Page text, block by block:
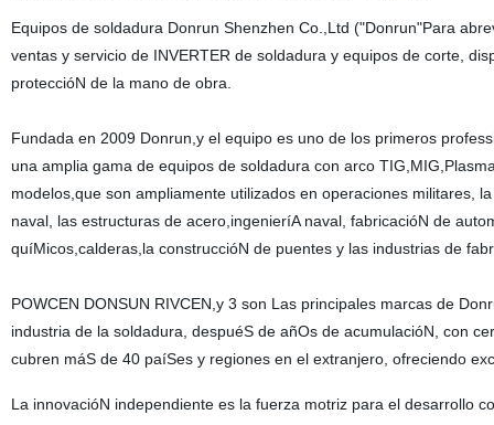
Equipos de soldadura Donrun Shenzhen Co.,Ltd ("Donrun"Para
ventas y servicio de INVERTER de soldadura y equipos de corte,
proteccióN de la mano de obra.
Fundada en 2009 Donrun,y el equipo es uno de los primeros
una amplia gama de equipos de soldadura con arco
modelos,que son ampliamente utilizados en operaciones militares,
naval, las estructuras de acero,ingenieríA naval, fabricacióN de
quíMicos,calderas,la construccióN de puentes y las industrias de
POWCEN DONSUN RIVCEN,y 3 son Las principales marcas de
industria de la soldadura, despuéS de añOs de acumulacióN, con
cubren máS de 40 paíSes y regiones en el extranjero, ofreciendo
La innovacióN independiente es la fuerza motriz para el desarrollo